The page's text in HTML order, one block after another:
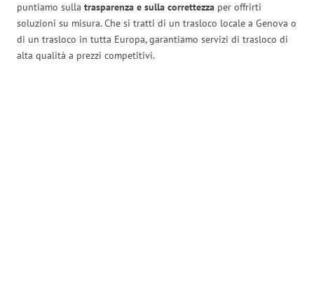
puntiamo sulla trasparenza e sulla correttezza per offrirti
soluzioni su misura. Che si tratti di un trasloco locale a Genova o
di un trasloco in tutta Europa, garantiamo servizi di trasloco di
alta qualità a prezzi competitivi.